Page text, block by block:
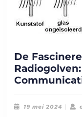
De
19 mei 2024 19|